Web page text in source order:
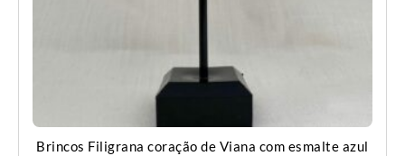
Brincos Filigrana coração de Viana com esmalte azul